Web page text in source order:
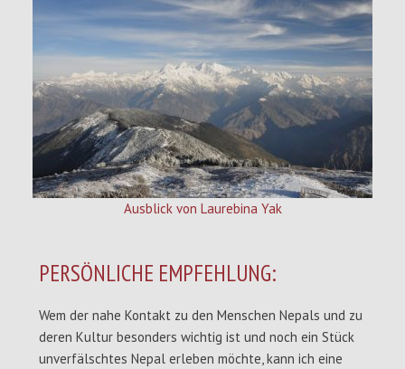
Ausblick von Laurebina Yak
PERSÖNLICHE EMPFEHLUNG:
Wem der nahe Kontakt zu den Menschen Nepals und zu
deren Kultur besonders wichtig ist und noch ein Stück
unverfälschtes Nepal erleben möchte, kann ich eine